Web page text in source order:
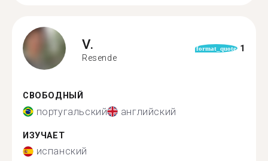
V.
Resende
format_quote 1
СВОБОДНЫЙ
португальский английский
ИЗУЧАЕТ
испанский